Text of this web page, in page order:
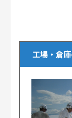
工場・倉